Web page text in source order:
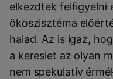
elkezdtek felfigyelni
ökoszisztéma
halad. Az is igaz,
a kereslet az olyan
nem spekulatív